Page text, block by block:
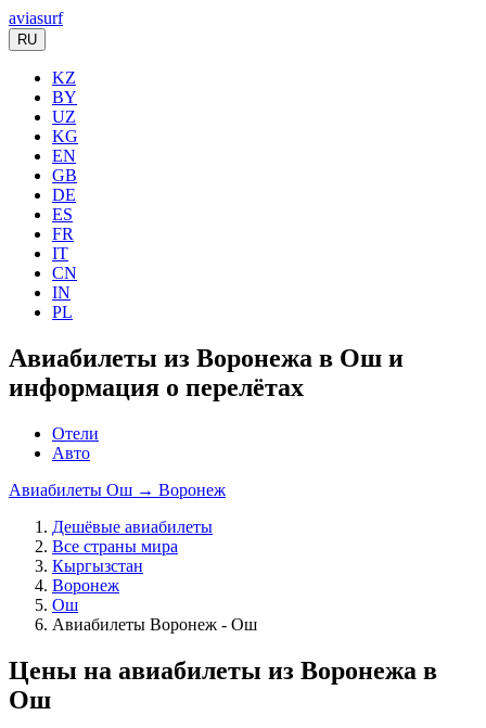
aviasurf
RU
KZ
BY
UZ
KG
EN
GB
DE
ES
FR
IT
CN
IN
PL
Авиабилеты из Воронежа в Ош и
информация о перелётах
Отели
Авто
Авиабилеты Ош → Воронеж
Дешёвые авиабилеты
Все страны мира
Кыргызстан
Воронеж
Ош
Авиабилеты Воронеж - Ош
Цены на авиабилеты из Воронежа в
Ош